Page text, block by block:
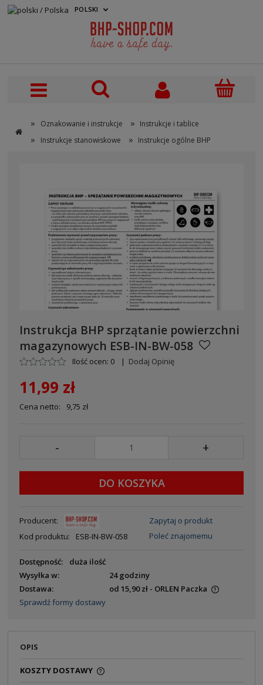
» Oznakowanie i instrukcje » Instrukcje i tablice
» Instrukcje stanowiskowe » Instrukcje ogólne BHP
POLSKI
Instrukcja BHP sprzątanie powierzchni
magazynowych ESB-IN-BW-058
Ilość ocen: 0 | Dodaj Opinię
11,99 zł
Cena netto: 9,75 zł
- +
DO KOSZYKA
Producent:
Kod produktu:
ESB-IN-BW-058
Zapytaj o produkt
Poleć znajomemu
Dostępność:
duża ilość
Wysyłka w:
24 godziny
Dostawa:
od 15,90 zł - ORLEN Paczka
Sprawdź formy dostawy
OPIS
KOSZTY DOSTAWY